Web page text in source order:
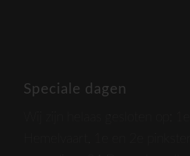
Speciale dagen
Wij zijn helaas gesloten op:
Hemelvaart, 1e en 2e